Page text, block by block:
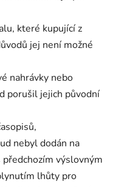
které kupující z
jej není možné
nahrávky nebo
porušil jejich původní
nebyl dodán na
výslovným
lhůty pro